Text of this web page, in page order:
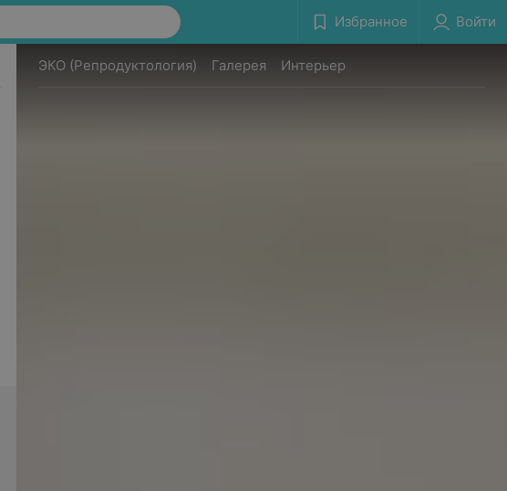
Избранное Войти
ЭКО (Репродуктология) Галерея Интерьер